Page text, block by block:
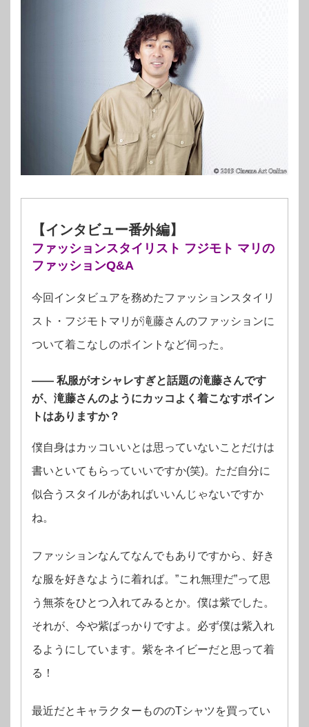
【インタビュー番外編】
ファッションスタイリスト フジモト マリの
ファッションQ&A
今回インタビュアを務めたファッションスタイリ
スト・フジモトマリが滝藤さんのファッションに
ついて着こなしのポイントなど伺った。
—— 私服がオシャレすぎと話題の滝藤さんです
が、滝藤さんのようにカッコよく着こなすポイン
トはありますか？
僕自身はカッコいいとは思っていないことだけは
書いといてもらっていいですか(笑)。ただ自分に
似合うスタイルがあればいいんじゃないですか
ね。
ファッションなんてなんでもありですから、好き
な服を好きなように着れば。”これ無理だ”って思
う無茶をひとつ入れてみるとか。僕は紫でした。
それが、今や紫ばっかりですよ。 必ず僕は紫入れ
るようにしています。紫をネイビーだと思って着
る！
最近だとキャラクターもののTシャツを買ってい